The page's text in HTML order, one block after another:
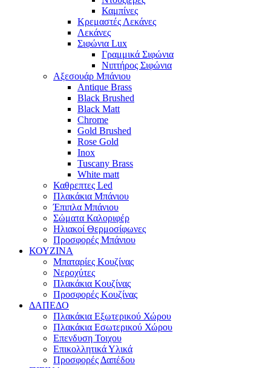
Καμπίνες
Κρεμαστές Λεκάνες
Λεκάνες
Σιφώνια Lux
Γραμμικά Σιφώνια
Νιπτήρος Σιφώνια
Αξεσουάρ Μπάνιου
Antique Brass
Black Brushed
Black Matt
Chrome
Gold Brushed
Rose Gold
Inox
Tuscany Brass
White matt
Καθρεπτες Led
Πλακάκια Μπάνιου
Έπιπλα Μπάνιου
Σώματα Καλοριφέρ
Ηλιακοί Θερμοσίφωνες
Προσφορές Μπάνιου
ΚΟΥΖΙΝΑ
Μπαταρίες Κουζίνας
Νεροχύτες
Πλακάκια Κουζίνας
Προσφορές Κουζίνας
ΔΑΠΕΔΟ
Πλακάκια Εξωτερικού Χώρου
Πλακάκια Εσωτερικού Χώρου
Επενδυση Τοιχου
Επικολλητικά Υλικά
Προσφορές Δαπέδου